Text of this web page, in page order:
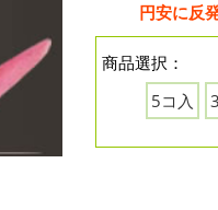
円安に反
商品選択：
5コ入